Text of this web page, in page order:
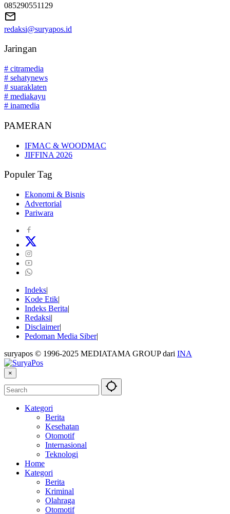
085290551129
redaksi@suryapos.id
Jaringan
# citramedia
# sehatynews
# suaraklaten
# mediakayu
# inamedia
PAMERAN
IFMAC & WOODMAC
JIFFINA 2026
Populer Tag
Ekonomi & Bisnis
Advertorial
Pariwara
Indeks
Kode Etik
Indeks Berita
Redaksi
Disclaimer
Pedoman Media Siber
suryapos © 1996-2025 MEDIATAMA GROUP dari INA
×
Kategori
Berita
Kesehatan
Otomotif
Internasional
Teknologi
Home
Kategori
Berita
Kriminal
Olahraga
Otomotif